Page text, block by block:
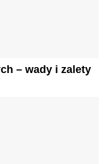
– wady i zalety